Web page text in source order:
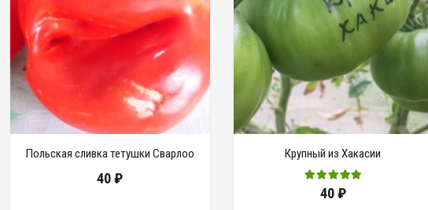
Польская сливка тетушки Сварлоо
40₽
Крупный из Хакасии
40₽